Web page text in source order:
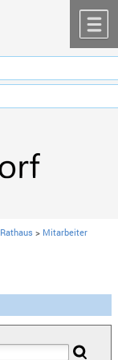
Rathaus > Mitarbeiter